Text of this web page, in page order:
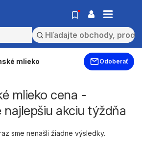
mlieko Odoberať
mlieko cena -
najlepšiu akciu týždňa
sme nenašli žiadne výsledky.